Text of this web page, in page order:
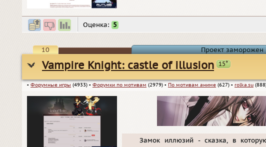
Оценка: 5
Проект заморожен
10
Vampire Knight: сastle of illusion 15+
▪ Форумные игры (4933) ▪ Форумки по мотивам (2979) ▪ По мотивам аниме (627) ▪ rolka.su
Замок иллюзий - сказка, в